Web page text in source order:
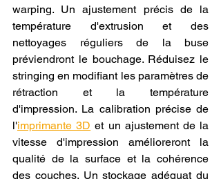
warping. Un ajustement précis de la
température d'extrusion et des
nettoyages réguliers de la buse
préviendront le bouchage. Réduisez le
stringing en modifiant les paramètres de
rétraction et la température
d'impression. La calibration précise de
l'imprimante 3D et un ajustement de la
vitesse d'impression amélioreront la
qualité de la surface et la cohérence
des couches. Un stockage adéquat du